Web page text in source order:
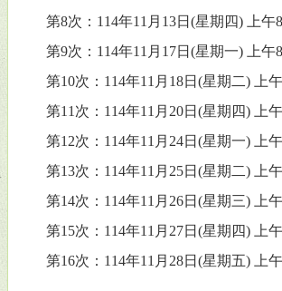
第8次： 114年11 月 13日 (星期四) 上午8
第9次： 114年11 月 17日 (星期一) 上午8
第10次： 114年11 月 18日 (星期二) 上午
第11 次： 114年11 月 20日 (星期四) 上午
第12次： 114年11 月 24日 (星期一) 上午
第13次： 114年11 月 25日 (星期二) 上午
第14次： 114年11 月 26日 (星期三) 上午
第15次： 114年11 月 27日 (星期四) 上午
第16次： 114年11 月 28日 (星期五) 上午